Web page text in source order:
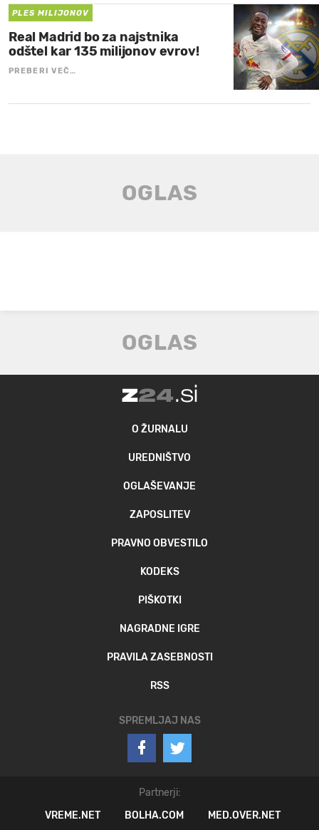
PLES MILIJONOV
Real Madrid bo za najstnika
odštel kar 135 milijonov evrov!
PREBERI VEČ…
O ŽURNALU
UREDNIŠTVO
OGLAŠEVANJE
ZAPOSLITEV
PRAVNO OBVESTILO
KODEKS
PIŠKOTKI
NAGRADNE IGRE
PRAVILA ZASEBNOSTI
RSS
SPREMLJAJ NAS
Partnerji:
VREME.NET
BOLHA.COM MED.OVER.NET